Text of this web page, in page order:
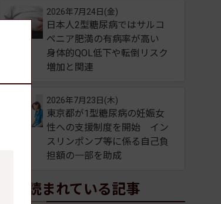
日本人2型糖尿病ではサルコ
ペニア肥満の有病率が高い
身体的QOL低下や転倒リスク
増加と関連
2026年7月24日(金)
東京都が1型糖尿病の妊娠女
性への支援制度を開始 イン
スリンポンプ等に係る自己負
担額の一部を助成
2026年7月23日(木)
よく読まれている記事